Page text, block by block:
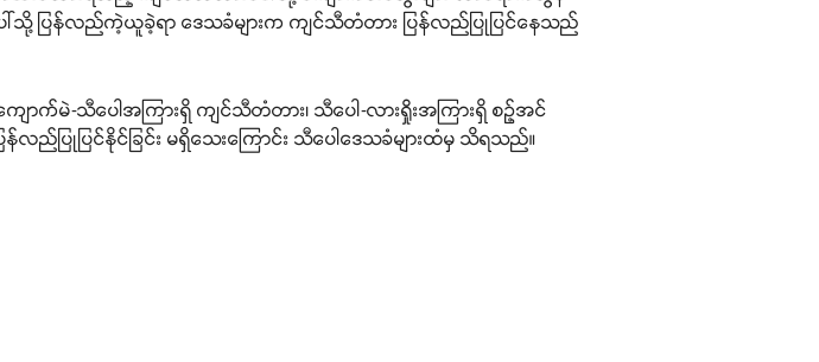
ါ်သို့ ပြန်လည်ကဲ့ယူခဲ့ရာ ဒေသခံများက ကျင်သီတံတား ပြန်လည်ပြုပြင်နေသည်
ာက်မဲ-သီပေါအကြားရှိ ကျင်သီတံတား၊ သီပေါ-လားရှိုးအကြားရှိ စဉ့်အင်
ပြုပြင်နိုင်ခြင်း မရှိသေးကြောင်း သီပေါဒေသခံများထံမှ သိရသည်။